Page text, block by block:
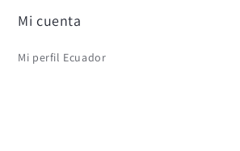
Mi cuenta
Mi perfil Ecuador